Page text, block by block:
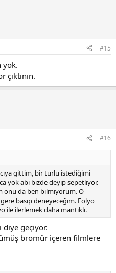
#15
yok.
çıktının.
#16
gittim, bir türlü istediğimi
yok abi bizde deyip sepetliyor.
onu da ben bilmiyorum. O
basıp deneyeceğim. Folyo
ile ilerlemek daha mantıklı.
diye geçiyor.
bromür içeren filmlere